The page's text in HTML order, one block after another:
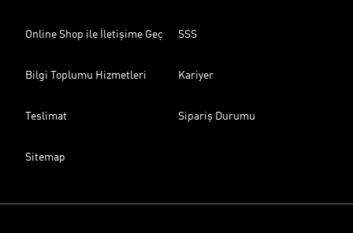
Online Shop ile İletişime Geç SSS
Bilgi Toplumu Hizmetleri Kariyer
Teslimat Sipariş Durumu
Sitemap